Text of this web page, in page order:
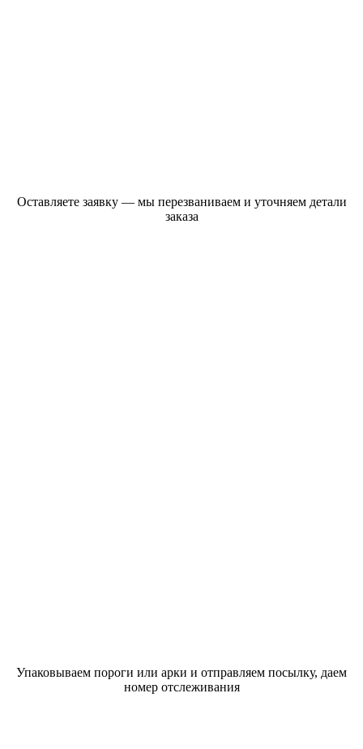
Оставляете заявку — мы перезваниваем и уточняем детали
заказа
Упаковываем пороги или арки и отправляем посылку, даем
номер отслеживания